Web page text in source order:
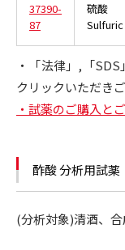
37390-
87
硫酸
・「法律」,「
クリックいただき
・試薬のご購入と
酢酸 分析用試薬
(分析対象)清酒、